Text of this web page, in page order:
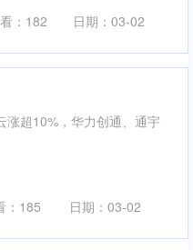
：182 日期：03-02
超10%，华力创通、通宇
：185 日期：03-02